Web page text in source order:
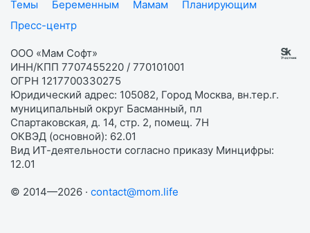
Темы
Беременным Мамам
Планирующим
Пресс-центр
ООО «Мам Софт»
ИНН/КПП 7707455220 / 770101001
ОГРН 1217700330275
Юридический адрес: 105082, Город Москва, вн.тер.г.
муниципальный округ Басманный, пл
Спартаковская, д. 14, стр. 2, помещ. 7Н
ОКВЭД (основной): 62.01
Вид ИТ-деятельности согласно приказу Минцифры:
12.01
© 2014—2026 · contact@mom.life